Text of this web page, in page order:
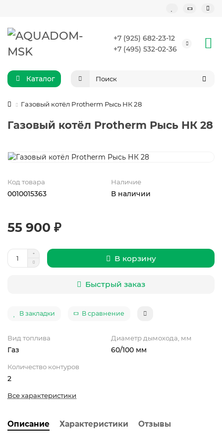
+7 (925) 682-23-12
+7 (495) 532-02-36
Каталог
Газовый котёл Protherm Рысь НК 28
Газовый котёл Protherm Рысь НК 28
Код товара
0010015363
Наличие
В наличии
55 900 ₽
В корзину
Быстрый заказ
В закладки В сравнение
Вид топлива
Газ
Диаметр дымохода, мм
60/100 мм
Количество контуров
2
Все характеристики
Описание Характеристики Отзывы